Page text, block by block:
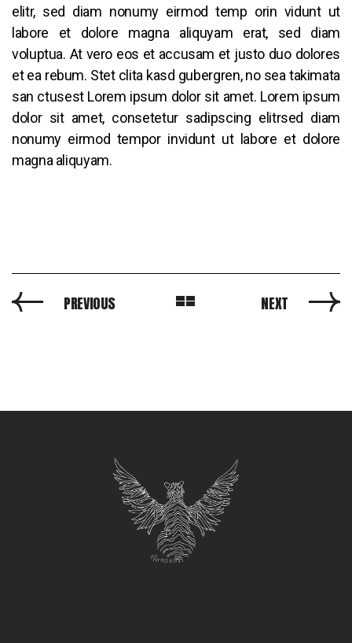
elitr, sed diam nonumy eirmod temp orin vidunt ut
labore et dolore magna aliquyam erat, sed diam
voluptua. At vero eos et accusam et justo duo dolores
et ea rebum. Stet clita kasd gubergren, no sea takimata
san ctusest Lorem ipsum dolor sit amet. Lorem ipsum
dolor sit amet, consetetur sadipscing elitrsed diam
nonumy eirmod tempor invidunt ut labore et dolore
magna aliquyam.
PREVIOUS NEXT